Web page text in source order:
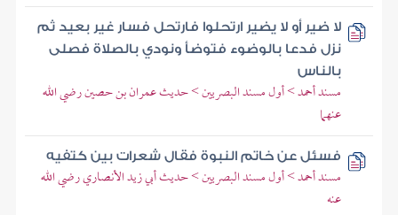
لا ضير أو لا يضير ارتحلوا فارتحل فسار غير بعيد ثم
نزل فدعا بالوضوء فتوضأ ونودي بالصلاة فصلى
بالناس
مسند أحمد > أول مسند البصريين > حديث عمران بن حصين رضي الله
عنهما
فسئل عن خاتم النبوة فقال شعرات بين كتفيه
مسند أحمد > أول مسند البصريين > حديث أبي زيد الأنصاري رضي الله
عنه